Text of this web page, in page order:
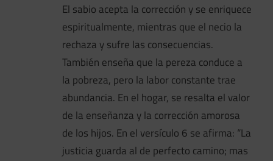
El sabio acepta la corrección y se enriquece
espiritualmente, mientras que el necio la
rechaza y sufre las consecuencias.
También enseña que la pereza conduce a
la pobreza, pero la labor constante trae
abundancia. En el hogar, se resalta el valor
de la enseñanza y la corrección amorosa
de los hijos. En el versículo 6 se afirma: “La
justicia guarda al de perfecto camino; mas